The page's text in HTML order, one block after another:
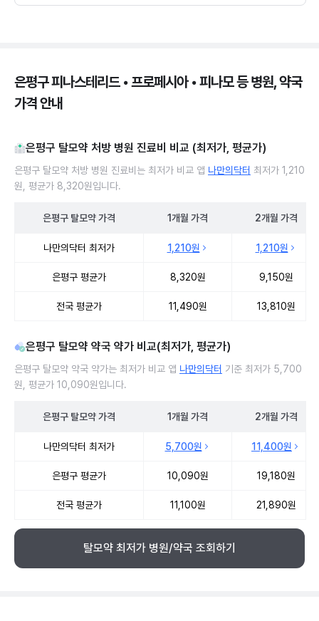
은평구 피나스테리드 • 프로페시아 • 피나모 등 병원, 약국
가격 안내
은평구 탈모약 처방 병원 진료비 비교 (최저가, 평균가)
은평구 탈모약 처방 병원 진료비는 최저가 비교 앱 나만의닥터 최저가 1,210
원, 평균가 8,320원입니다.
은평구 탈모약가격 1개월 가격 2개월 가격
나만의닥터 최저가 1,210원 1,210원
은평구 평균가 8,320원 9,150원
전국 평균가 11,490원 13,810원
은평구 탈모약 약국 약가 비교(최저가, 평균가)
은평구 탈모약 약국 약가는 최저가 비교 앱 나만의닥터 기준 최저가 5,700
원, 평균가 10,090원입니다.
은평구 탈모약가격 1개월 가격 2개월 가격
나만의닥터 최저가 5,700원 11,400원
은평구 평균가 10,090원 19,180원
전국 평균가 11,100원 21,890원
탈모약 최저가 병원/약국 조회하기